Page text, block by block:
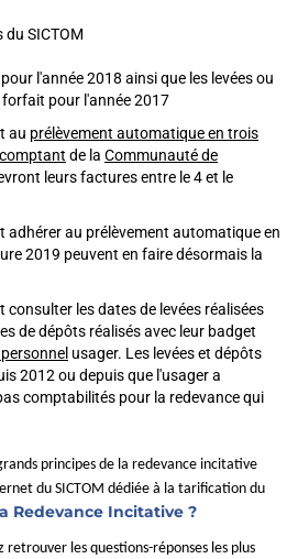
du SICTOM
l'année 2018 ainsi que les levées ou
pour l'année 2017
au prélèvement automatique en trois
de la Communauté de
leurs factures entre le 4 et le
adhérer au prélèvement automatique en
2019 peuvent en faire désormais la
les dates de levées réalisées
de dépôts réalisés avec leur badget
usager. Les levées et dépôts
2012 ou depuis que l'usager a
comptabilités pour la redevance qui
principes de la redevance incitative
du SICTOM dédiée à la tarification du
Redevance Incitative ?
retrouver les questions-réponses les plus